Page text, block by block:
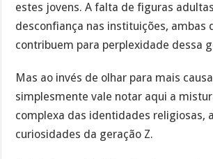
estes jovens. A falta de figuras
desconfiança nas instituições, ambas
contribuem para perplexidade dessa
Mas ao invés de olhar para mais
simplesmente vale notar aqui a
complexa das identidades religiosas,
curiosidades da geração Z.